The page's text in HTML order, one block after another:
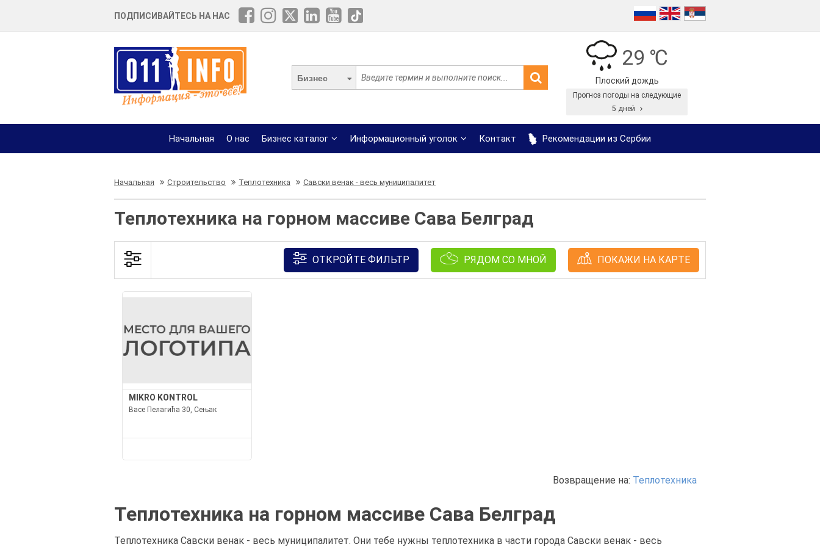
ПОДПИСИВАЙТЕСЬ НА НАС
Бизнес
29 ℃
Плоский дождь
Прогноз погоды на следующие
5 дней
Начальная О нас Бизнес каталог Информационный уголок Контакт Рекомендации из Сербии
Начальная Строительство Теплотехника Савски венак - весь муниципалитет
Теплотехника на горном массиве Сава Белград
ОТКРОЙТЕ ФИЛЬТР РЯДОМ СО МНОЙ ПОКАЖИ НА КАРТЕ
MIKRO KONTROL
Васе Пелагића 30, Сењак
Возвращение на: Теплотехника
Теплотехника на горном массиве Сава Белград
Теплотехника Савски венак - весь муниципалитет. Они тебе нужны теплотехника в части города Савски венак - весь